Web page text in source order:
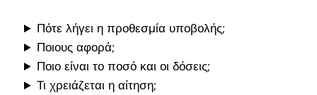
Πότε λήγει η προθεσμία υποβολής;
Ποιους αφορά;
Ποιο είναι το ποσό και οι δόσεις;
Τι χρειάζεται η αίτηση;